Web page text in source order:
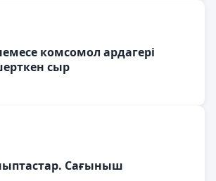
комсомол ардагері
сыр
Сағыныш